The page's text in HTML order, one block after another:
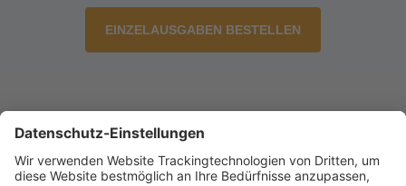
EINZELAUSGABEN BESTELLEN